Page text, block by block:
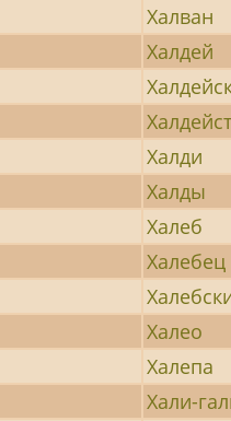
Халван
Халдей
Халди
Халды
Халеб
Халебец
Халео
Халепа
Хали-